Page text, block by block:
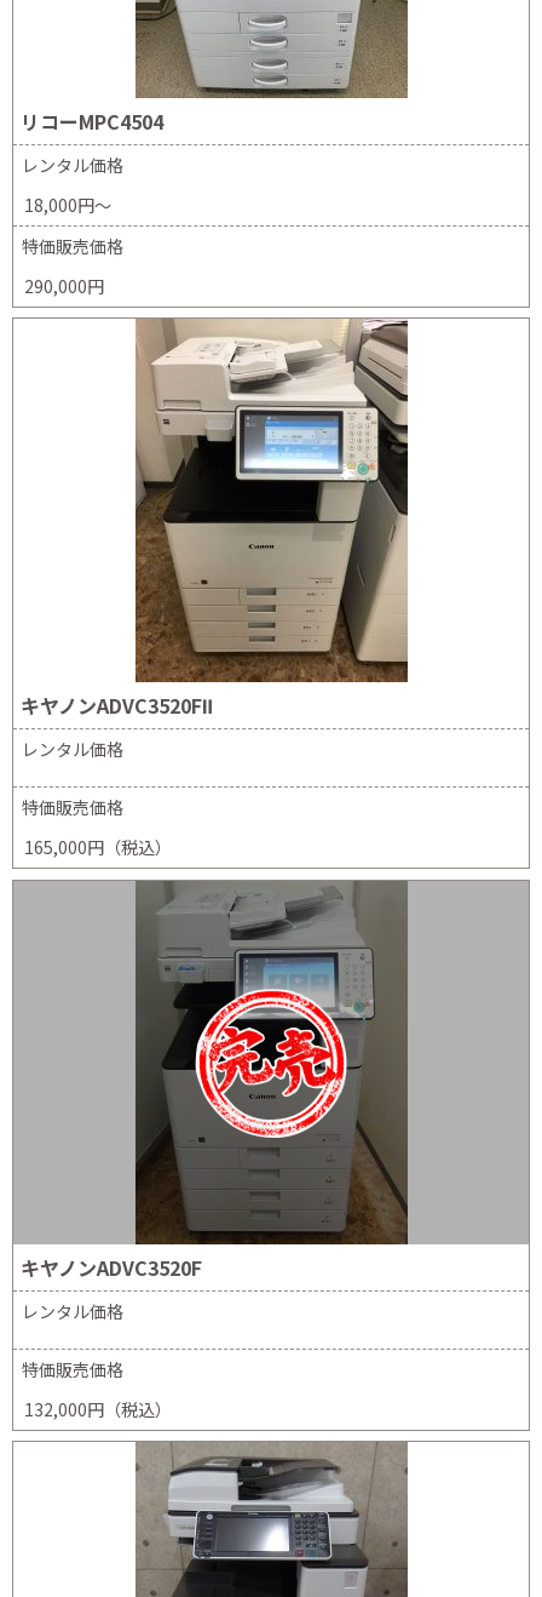
リコーMPC4504
レンタル価格
18,000円～
特価販売価格
290,000円
キヤノンADVC3520FⅡ
レンタル価格
特価販売価格
165,000円（税込）
キヤノンADVC3520F
レンタル価格
特価販売価格
132,000円（税込）